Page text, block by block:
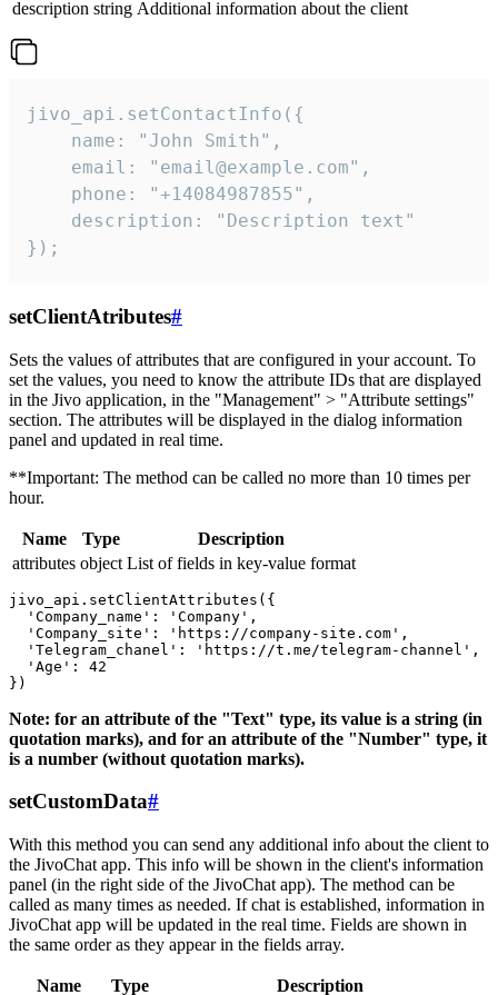
description string Additional information about the client
jivo_api.setContactInfo({
    name: "John Smith",
    email: "email@example.com",
    phone: "+14084987855",
    description: "Description text"
});
setClientAtributes#
Sets the values ​​of attributes that are configured in your account. To
set the values, you need to know the attribute IDs that are displayed
in the Jivo application, in the "Management" > "Attribute settings"
section. The attributes will be displayed in the dialog information
panel and updated in real time.
**Important: The method can be called no more than 10 times per
hour.
Name Type
Description
attributes object List of fields in key-value format
jivo_api.setClientAttributes({
  'Company_name': 'Company',
  'Company_site': 'https://company-site.com',
  'Telegram_chanel': 'https://t.me/telegram-channel',
  'Age': 42
Note: for an attribute of the "Text" type, its value is a string (in
quotation marks), and for an attribute of the "Number" type, it
is a number (without quotation marks).
setCustomData#
With this method you can send any additional info about the client to
the JivoChat app. This info will be shown in the client's information
panel (in the right side of the JivoChat app). The method can be
called as many times as needed. If chat is established, information in
JivoChat app will be updated in the real time. Fields are shown in
the same order as they appear in the fields array.
Name Type
Description